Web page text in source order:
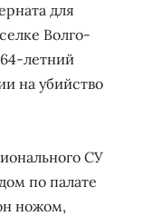
для
Волго-
летний
на убийство
СУ
по палате
ножом,